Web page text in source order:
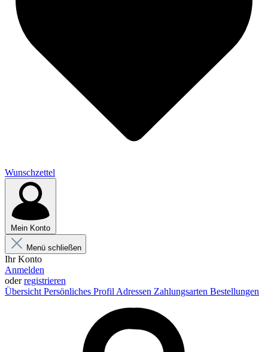
Wunschzettel
Mein Konto
Menü schließen
Ihr Konto
Anmelden
oderregistrieren
Übersicht Persönliches Profil Adressen Zahlungsarten Bestellungen